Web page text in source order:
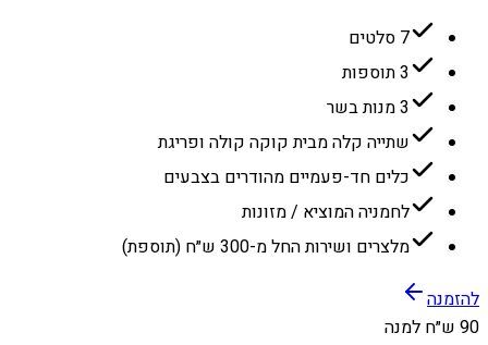
7 סלטים
3 תוספות
3 מנות בשר
שתייה קלה מבית קוקה קולה ופריגת
כלים חד-פעמיים מהודרים בצבעים
לחמניה המוציא / מזונות
מלצרים ושירות החל מ-300 ש״ח (תוספת)
להזמנה
90 ש״ח למנה